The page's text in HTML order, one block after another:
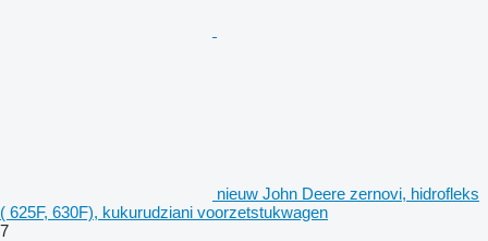
nieuw John Deere zernovi, hidrofleks
( 625F, 630F), kukurudziani voorzetstukwagen
7